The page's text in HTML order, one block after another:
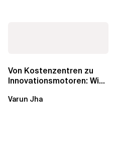
Von Kostenzentren zu
Innovationsmotoren: Wie
umgeschrieben...
Varun Jha